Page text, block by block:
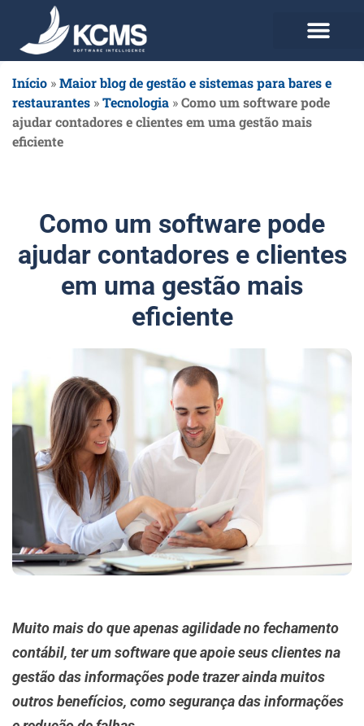
Início »Maior blog de gestão e sistemas para bares e
restaurantes »Tecnologia »Como um software pode
ajudar contadores e clientes em uma gestão mais
eficiente
Como um software pode
ajudar contadores e clientes
em uma gestão mais
eficiente
Muito mais do que apenas agilidade no fechamento
contábil, ter um software que apoie seus clientes na
gestão das informações pode trazer ainda muitos
outros benefícios, como segurança das informações